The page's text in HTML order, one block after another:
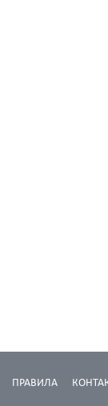
ПРАВИЛА